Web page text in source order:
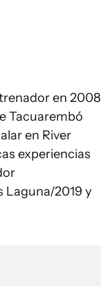
en 2008
Tacuarembó
en River
experiencias
Laguna/2019 y